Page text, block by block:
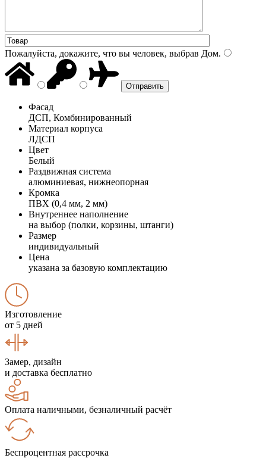
Пожалуйста, докажите, что вы человек, выбрав Дом.
Фасад
ДСП, Комбинированный
Материал корпуса
ЛДСП
Цвет
Белый
Раздвижная система
алюминиевая, нижнеопорная
Кромка
ПВХ (0,4 мм, 2 мм)
Внутреннее наполнение
на выбор (полки, корзины, штанги)
Размер
индивидуальный
Цена
указана за базовую комплектацию
Изготовление
от 5 дней
Замер, дизайн
и доставка бесплатно
Оплата наличными, безналичный расчёт
Беспроцентная рассрочка